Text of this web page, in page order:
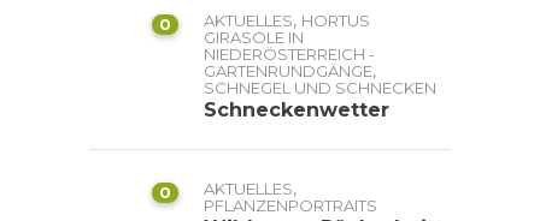
0 AKTUELLES, HORTUS
GIRASOLE IN
NIEDERÖSTERREICH -
GARTENRUNDGÄNGE,
SCHNEGEL UND SCHNECKEN
Schneckenwetter
0 AKTUELLES,
PFLANZENPORTRAITS